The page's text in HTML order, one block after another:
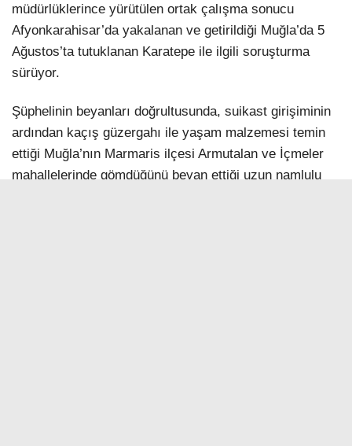
müdürlüklerince yürütülen ortak çalışma sonucu
Afyonkarahisar’da yakalanan ve getirildiği Muğla’da 5
Ağustos’ta tutuklanan Karatepe ile ilgili soruşturma
sürüyor.
Şüphelinin beyanları doğrultusunda, suikast girişiminin
ardından kaçış güzergahı ile yaşam malzemesi temin
ettiği Muğla’nın Marmaris ilçesi Armutalan ve İçmeler
mahallelerinde gömdüğünü beyan ettiği uzun namlulu